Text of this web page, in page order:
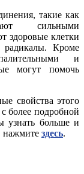
такие как
сильными
здоровые клетки
радикалы. Кроме
и
могут помочь
свойства этого
более подробной
узнать больше и
нажмите здесь.